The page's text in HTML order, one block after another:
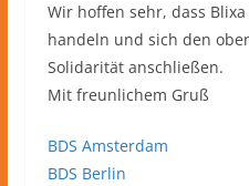
Wir hoffen sehr, dass
handeln und sich den
Solidarität anschließen.
Mit freunlichem Gruß
BDS Amsterdam
BDS Berlin